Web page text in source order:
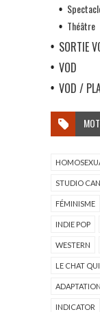
Théâtre
SORTIE
VOD
VOD /
STUDIO
FÉMINISME
INDIE POP
WESTERN
LE CHAT
INDICATOR